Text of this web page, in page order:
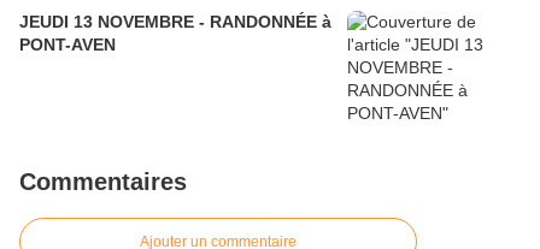
JEUDI 13 NOVEMBRE - RANDONNÉE à
PONT-AVEN
Commentaires
Ajouter un commentaire